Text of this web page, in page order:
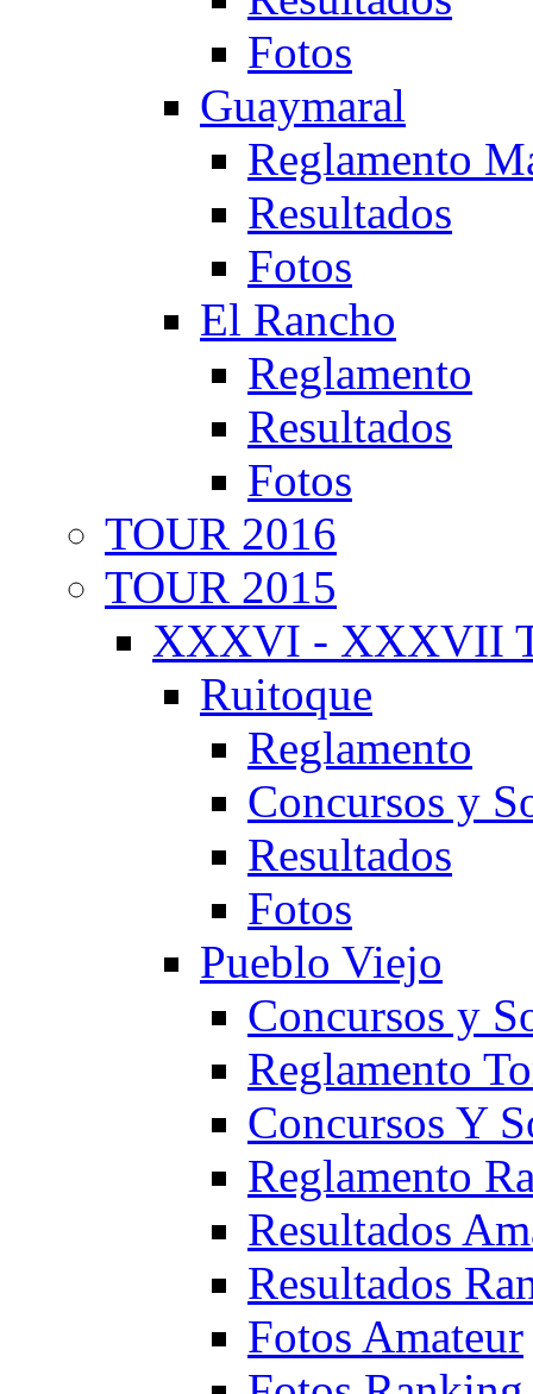
Fotos
Guaymaral
Reglamento
Resultados
Fotos
El Rancho
Reglamento
Resultados
Fotos
TOUR 2016
TOUR 2015
XXXVI - XXXVII
Ruitoque
Reglamento
Concursos y
Resultados
Fotos
Pueblo Viejo
Concursos y
Reglamento
Concursos Y
Reglamento
Resultados
Resultados
Fotos Amateur